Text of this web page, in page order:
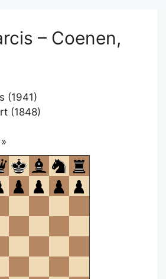
– Coenen,
(1941)
(1848)
om
te
openen.